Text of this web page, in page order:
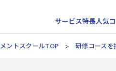
サービス特長人気
ントスクールTOP 研修コースを